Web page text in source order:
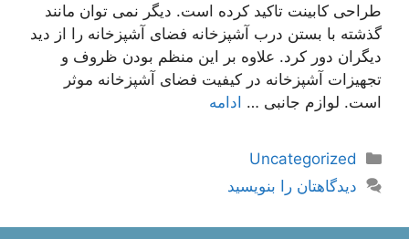
طراحی کابینت تاکید کرده است. دیگر نمی توان مانند
گذشته با بستن درب آشپزخانه فضای آشپزخانه را از دید
دیگران دور کرد. علاوه بر این منظم بودن ظروف و
تجهیزات آشپزخانه در کیفیت فضای آشپزخانه موثر
است. لوازم جانبی … ادامه
دسته‌ها
Uncategorized
دیدگاهتان را بنویسید